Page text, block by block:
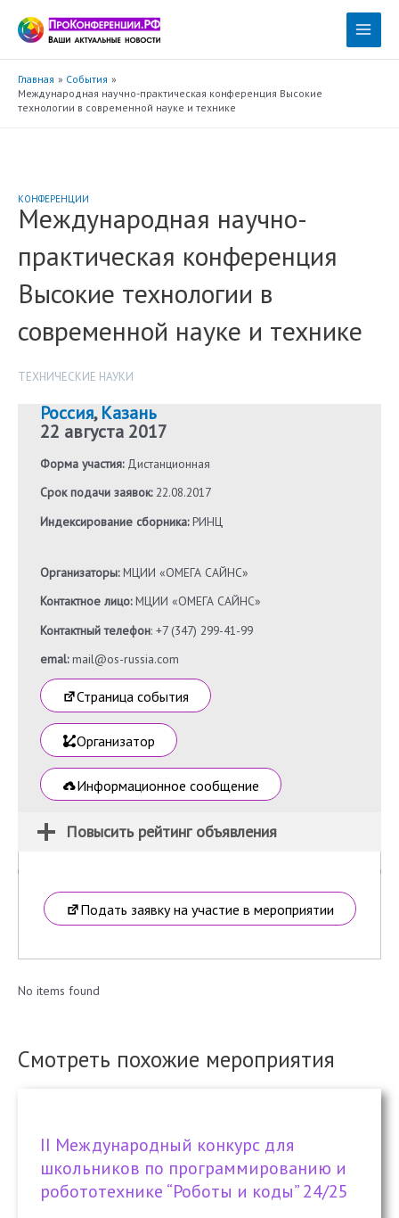
содержимому
Main
Главная
События
Международная научно-практическая конференция Высокие
технологии в современной науке и технике
КОНФЕРЕНЦИИ
Международная научно-
практическая конференция
Высокие технологии в
современной науке и технике
ТЕХНИЧЕСКИЕ НАУКИ
Россия,Казань
22 августа 2017
Форма участия:Дистанционная
Срок подачи заявок:22.08.2017
Индексирование сборника:РИНЦ
Организаторы:МЦИИ «ОМЕГА САЙНС»
Контактное лицо:МЦИИ «ОМЕГА САЙНС»
Контактный телефон: +7 (347) 299-41-99
emal:mail@os-russia.com
Страница события
Организатор
Информационное сообщение
Повысить рейтинг объявления
Подать заявку на участие в мероприятии
No items found
Смотреть похожие мероприятия
II Международный конкурс для
школьников по программированию и
робототехнике “Роботы и коды” 24/25